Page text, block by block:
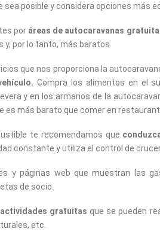
sea posible y considera opciones más
por áreas de autocaravanas
por lo tanto, más baratos.
que nos proporciona la
Compra los alimentos en el
y en los armarios de la
es más barato que comer en
te recomendamos que
constante y utiliza el control de
y páginas web que muestran las
de socio.
actividades gratuitas que se pueden
etc.